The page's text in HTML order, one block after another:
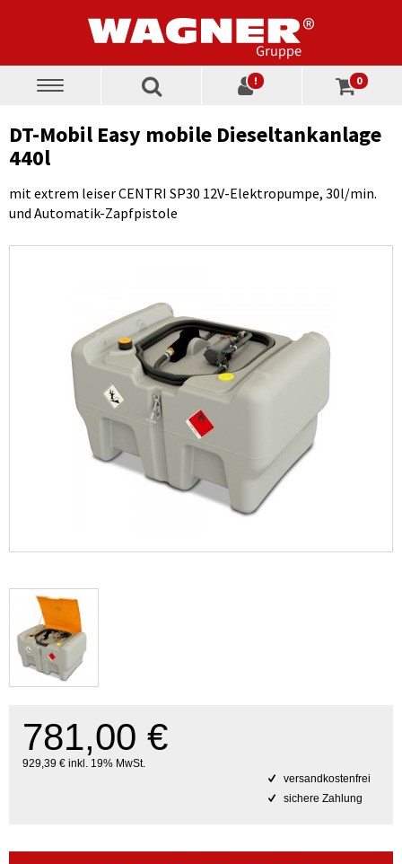
Toggle
! 0
DT-Mobil Easy mobile Dieseltankanlage
440l
mit extrem leiser CENTRI SP30 12V-Elektropumpe, 30l/min.
und Automatik-Zapfpistole
781,00 €
929,39 € inkl. 19% MwSt.
versandkostenfrei
sichere Zahlung